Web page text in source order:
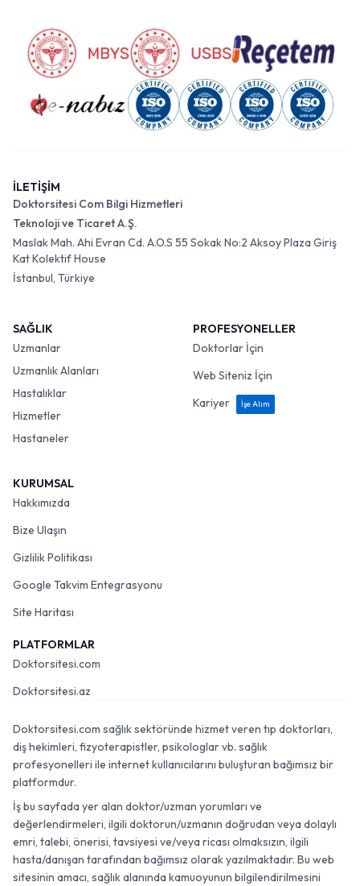
İLETİŞİM
Doktorsitesi Com Bilgi Hizmetleri
Teknoloji ve Ticaret A.Ş.
Maslak Mah. Ahi Evran Cd. A.O.S 55 Sokak No:2 Aksoy Plaza Giriş
Kat Kolektif House
İstanbul, Türkiye
SAĞLIK
Uzmanlar
Uzmanlık Alanları
Hastalıklar
Hizmetler
Hastaneler
PROFESYONELLER
Doktorlar İçin
Web Siteniz İçin
Kariyer
İşe Alım
KURUMSAL
Hakkımızda
Bize Ulaşın
Gizlilik Politikası
Google Takvim Entegrasyonu
Site Haritası
PLATFORMLAR
Doktorsitesi.com
Doktorsitesi.az
Doktorsitesi.com sağlık sektöründe hizmet veren tıp doktorları,
diş hekimleri, fizyoterapistler, psikologlar vb. sağlık
profesyonelleri ile internet kullanıcılarını buluşturan bağımsız bir
platformdur.
İş bu sayfada yer alan doktor/uzman yorumları ve
değerlendirmeleri, ilgili doktorun/uzmanın doğrudan veya dolaylı
emri, talebi, önerisi, tavsiyesi ve/veya ricası olmaksızın, ilgili
hasta/danışan tarafından bağımsız olarak yazılmaktadır. Bu web
sitesinin amacı, sağlık alanında kamuoyunun bilgilendirilmesini